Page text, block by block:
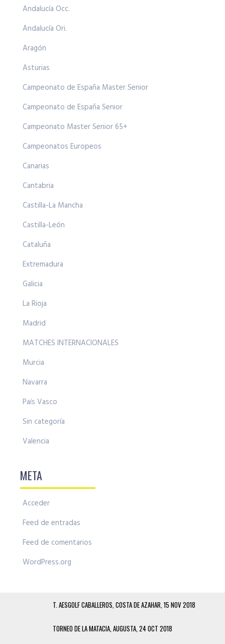
Andalucía Occ.
Andalucía Ori.
Aragón
Asturias
Campeonato de España Master Senior
Campeonato de España Senior
Campeonato Master Senior 65+
Campeonatos Europeos
Canarias
Cantabria
Castilla-La Mancha
Castilla-León
Cataluña
Extremadura
Galicia
La Rioja
Madrid
MATCHES INTERNACIONALES
Murcia
Navarra
País Vasco
Sin categoría
Valencia
META
Acceder
Feed de entradas
Feed de comentarios
WordPress.org
T. AESGOLF CABALLEROS, COSTA DE AZAHAR, 15 NOV 2018
TORNEO DE LA MATACIA, AUGUSTA, 24 OCT 2018